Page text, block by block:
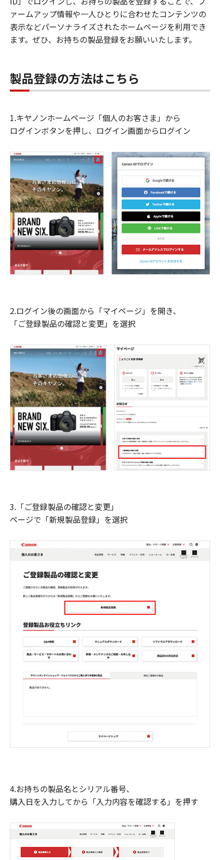
ァームアップ情報や一人ひとりに合わせたコンテンツの
表示などパーソナライズされたホームページを利用でき
ます。ぜひ、お持ちの製品登録をお願いいたします。
製品登録の方法はこちら
1.キヤノンホームページ「個人のお客さま」から
ログインボタンを押し、ログイン画面からログイン
2.ログイン後の画面から「マイページ」を開き、
「ご登録製品の確認と変更」を選択
3.「ご登録製品の確認と変更」
ページで「新規製品登録」を選択
4.お持ちの製品名とシリアル番号、
購入日を入力してから「入力内容を確認する」を押す